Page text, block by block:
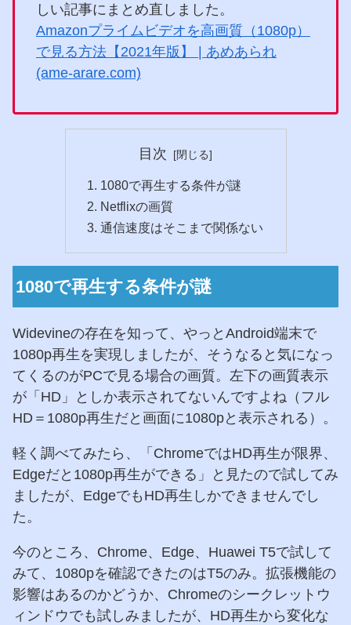
しい記事にまとめ直しました。
Amazonプライムビデオを高画質（1080p）
で見る方法【2021年版】 | あめあられ
(ame-arare.com)
目次
1080で再生する条件が謎
Netflixの画質
通信速度はそこまで関係ない
1080で再生する条件が謎
Widevineの存在を知って、やっとAndroid端末で
1080p再生を実現しましたが、そうなると気になっ
てくるのがPCで見る場合の画質。左下の画質表示
が「HD」としか表示されてないんですよね（フル
HD＝1080p再生だと画面に1080pと表示される）。
軽く調べてみたら、「ChromeではHD再生が限界、
Edgeだと1080p再生ができる」と見たので試してみ
ましたが、EdgeでもHD再生しかできませんでし
た。
今のところ、Chrome、Edge、Huawei T5で試して
みて、1080pを確認できたのはT5のみ。拡張機能の
影響はあるのかどうか、Chromeのシークレットウ
ィンドウでも試しみましたが、HD再生から変化な